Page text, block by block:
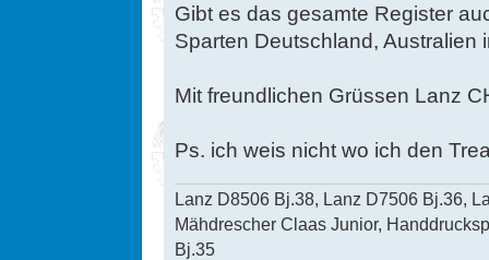
Gibt es das gesamte Register
Sparten Deutschland, Australien
Mit freundlichen Grüssen Lanz
Ps. ich weis nicht wo ich den
Lanz D8506 Bj.38, Lanz D7506 Bj.36,
Mähdrescher Claas Junior,
Bj.35